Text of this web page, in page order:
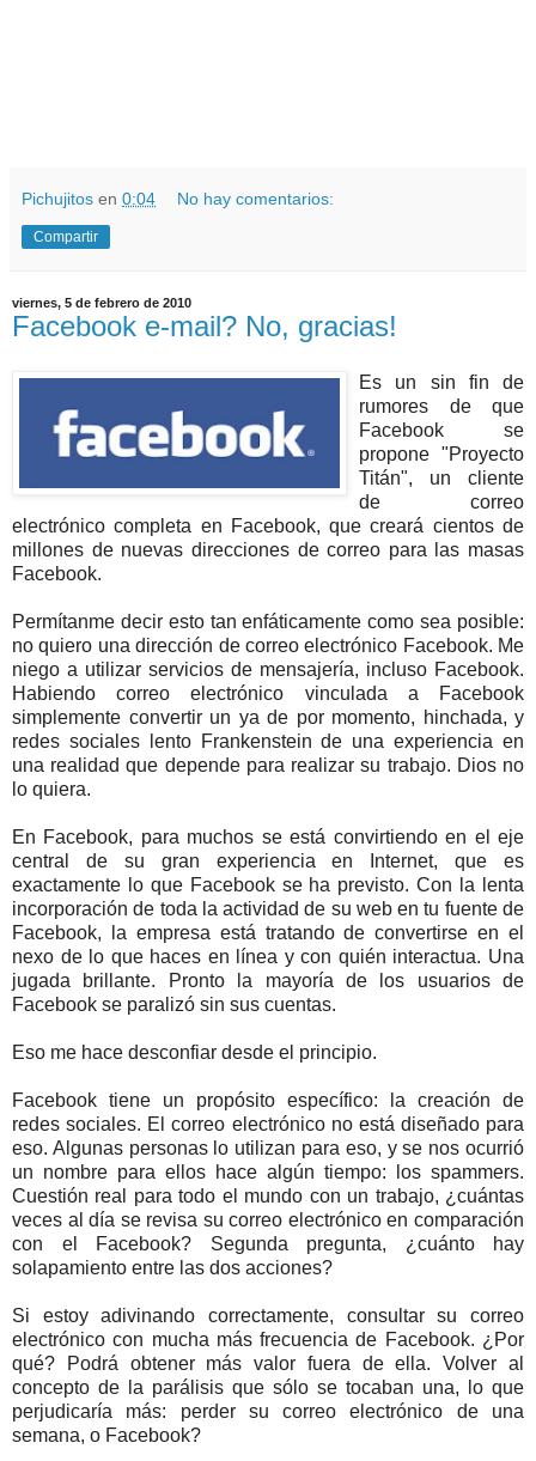
Pichujitos en 0:04 No hay comentarios:
Compartir
viernes, 5 de febrero de 2010
Facebook e-mail? No, gracias!
Es un sin fin de
rumores de que
Facebook se
propone "Proyecto
Titán", un cliente
de correo
electrónico completa en Facebook, que creará cientos de
millones de nuevas direcciones de correo para las masas
Facebook.
Permítanme decir esto tan enfáticamente como sea posible:
no quiero una dirección de correo electrónico Facebook. Me
niego a utilizar servicios de mensajería, incluso Facebook.
Habiendo correo electrónico vinculada a Facebook
simplemente convertir un ya de por momento, hinchada, y
redes sociales lento Frankenstein de una experiencia en
una realidad que depende para realizar su trabajo. Dios no
lo quiera.
En Facebook, para muchos se está convirtiendo en el eje
central de su gran experiencia en Internet, que es
exactamente lo que Facebook se ha previsto. Con la lenta
incorporación de toda la actividad de su web en tu fuente de
Facebook, la empresa está tratando de convertirse en el
nexo de lo que haces en línea y con quién interactua. Una
jugada brillante. Pronto la mayoría de los usuarios de
Facebook se paralizó sin sus cuentas.
Eso me hace desconfiar desde el principio.
Facebook tiene un propósito específico: la creación de
redes sociales. El correo electrónico no está diseñado para
eso. Algunas personas lo utilizan para eso, y se nos ocurrió
un nombre para ellos hace algún tiempo: los spammers.
Cuestión real para todo el mundo con un trabajo, ¿cuántas
veces al día se revisa su correo electrónico en comparación
con el Facebook? Segunda pregunta, ¿cuánto hay
solapamiento entre las dos acciones?
Si estoy adivinando correctamente, consultar su correo
electrónico con mucha más frecuencia de Facebook. ¿Por
qué? Podrá obtener más valor fuera de ella. Volver al
concepto de la parálisis que sólo se tocaban una, lo que
perjudicaría más: perder su correo electrónico de una
semana, o Facebook?